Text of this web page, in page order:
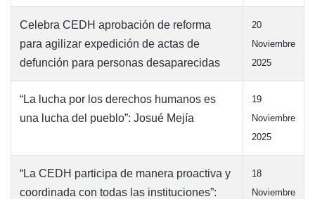
Celebra CEDH aprobación de reforma
para agilizar expedición de actas de
defunción para personas desaparecidas
20
Noviembre
2025
“La lucha por los derechos humanos es
una lucha del pueblo”: Josué Mejía
19
Noviembre
2025
“La CEDH participa de manera proactiva y
coordinada con todas las instituciones”:
18
Noviembre